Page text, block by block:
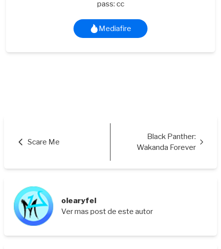
pass: cc
Mediafire
Scare Me
Black Panther:
Wakanda Forever
olearyfel
Ver mas post de este autor